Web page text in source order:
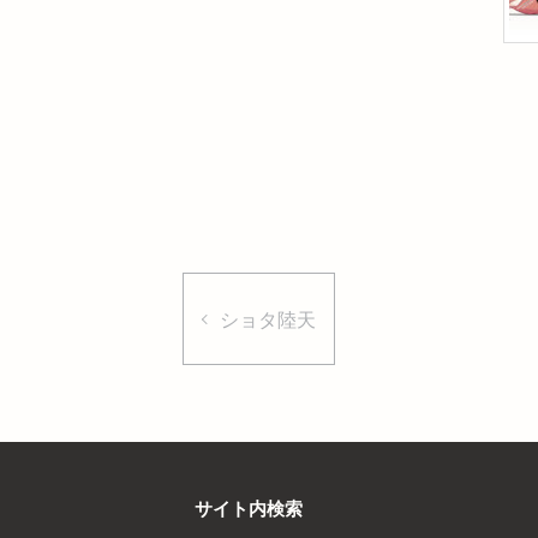
ショタ陸天
サイト内検索